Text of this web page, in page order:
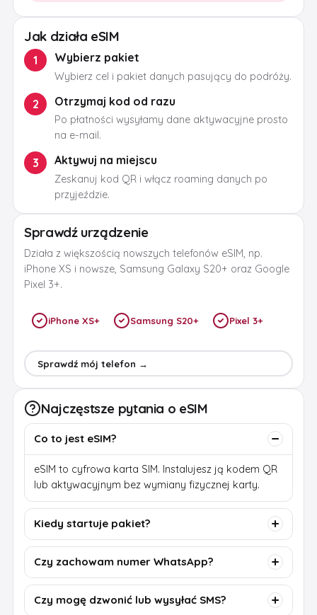
Jak działa eSIM
1 Wybierz pakiet
Wybierz cel i pakiet danych pasujący do podróży.
2 Otrzymaj kod od razu
Po płatności wysyłamy dane aktywacyjne prosto
na e-mail.
3 Aktywuj na miejscu
Zeskanuj kod QR i włącz roaming danych po
przyjeździe.
Sprawdź urządzenie
Działa z większością nowszych telefonów eSIM, np.
iPhone XS i nowsze, Samsung Galaxy S20+ oraz Google
Pixel 3+.
iPhone XS+ Samsung S20+ Pixel 3+
Sprawdź mój telefon →
Najczęstsze pytania o eSIM
Co to jest eSIM?
eSIM to cyfrowa karta SIM. Instalujesz ją kodem QR
lub aktywacyjnym bez wymiany fizycznej karty.
Kiedy startuje pakiet?
Czy zachowam numer WhatsApp?
Czy mogę dzwonić lub wysyłać SMS?